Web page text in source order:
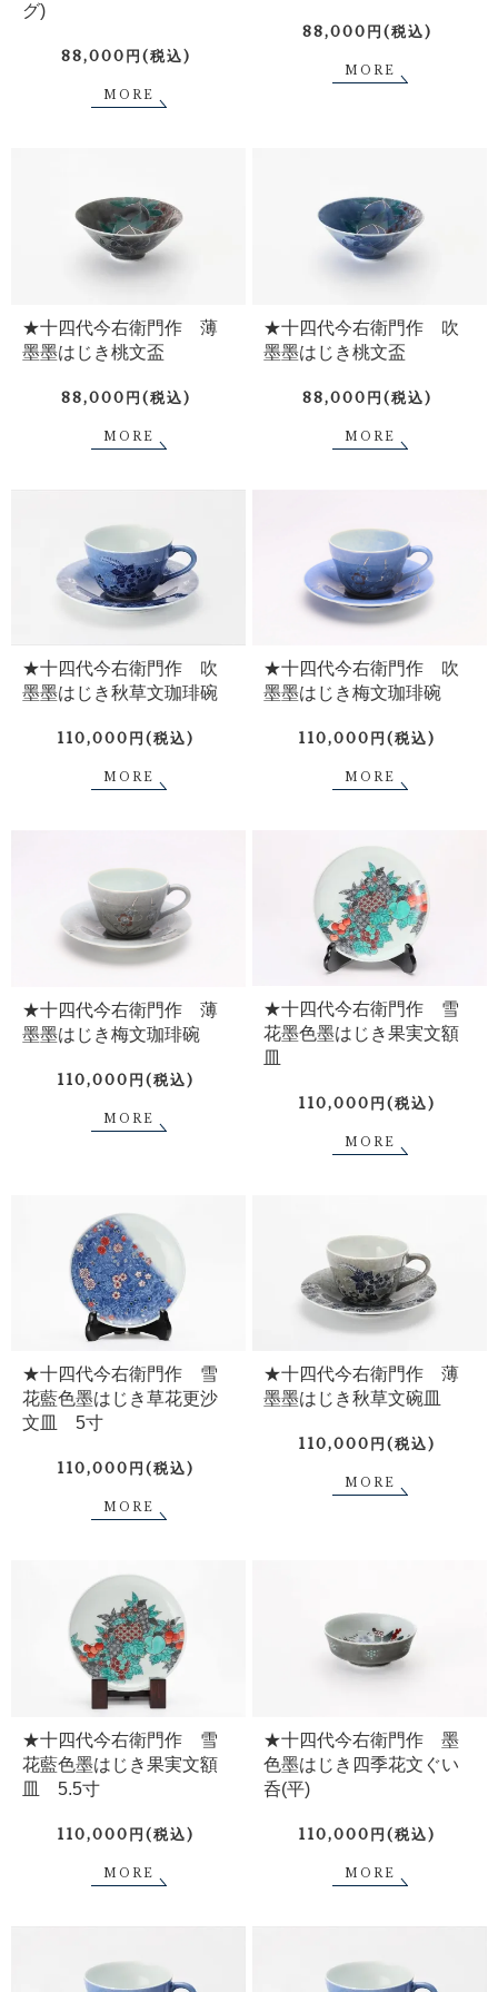
グ)
88,000円(税込)
MORE
88,000円(税込)
MORE
★十四代今右衛門作 薄
墨墨はじき桃文盃
88,000円(税込)
MORE
★十四代今右衛門作 吹
墨墨はじき桃文盃
88,000円(税込)
MORE
★十四代今右衛門作 吹
墨墨はじき秋草文珈琲碗
110,000円(税込)
MORE
★十四代今右衛門作 吹
墨墨はじき梅文珈琲碗
110,000円(税込)
MORE
★十四代今右衛門作 薄
墨墨はじき梅文珈琲碗
110,000円(税込)
MORE
★十四代今右衛門作 雪
花墨色墨はじき果実文額
皿
110,000円(税込)
MORE
★十四代今右衛門作 雪
花藍色墨はじき草花更沙
文皿 5寸
110,000円(税込)
MORE
★十四代今右衛門作 薄
墨墨はじき秋草文碗皿
110,000円(税込)
MORE
★十四代今右衛門作 雪
花藍色墨はじき果実文額
皿 5.5寸
110,000円(税込)
MORE
★十四代今右衛門作 墨
色墨はじき四季花文ぐい
呑(平)
110,000円(税込)
MORE